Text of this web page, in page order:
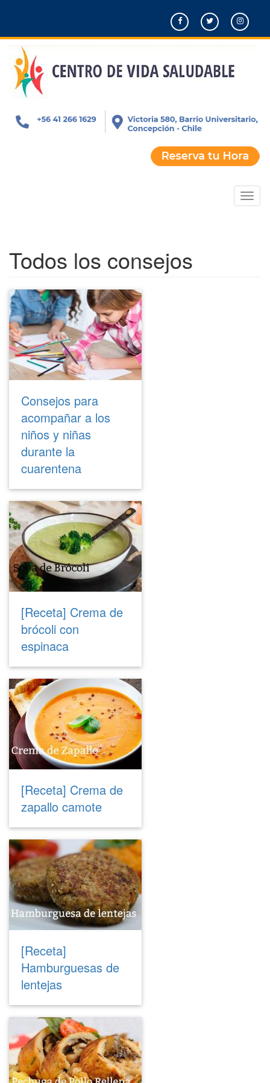
principal
Todos los consejos
Consejos para
acompañar a los
niños y niñas
durante la
cuarentena
[Receta] Crema de
brócoli con
espinaca
[Receta] Crema de
zapallo camote
[Receta]
Hamburguesas de
lentejas